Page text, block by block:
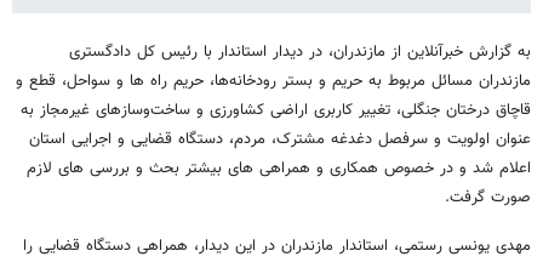
به گزارش خبرآنلاین از مازندران، در دیدار استاندار با رئیس کل دادگستری
مازندران مسائل مربوط به حریم و بستر رودخانه‌ها، حریم راه ها و سواحل، قطع و
قاچاق درختان جنگلی، تغییر کاربری اراضی کشاورزی و ساخت‌وسازهای غیرمجاز به
عنوان اولویت و سرفصل دغدغه مشترک، مردم، دستگاه قضایی و اجرایی استان
اعلام شد و در خصوص همکاری و همراهی های بیشتر بحث و بررسی های لازم
صورت گرفت.
مهدی یونسی رستمی، استاندار مازندران در این دیدار، همراهی دستگاه قضایی را